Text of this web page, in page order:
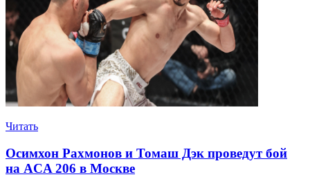
Читать
Осимхон Рахмонов и Томаш Дэк проведут бой
на ACA 206 в Москве